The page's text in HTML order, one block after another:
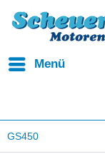
Menü
GS450